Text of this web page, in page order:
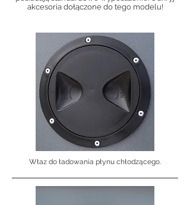
akcesoria dołączone do tego modelu!
Właz do ładowania płynu chłodzącego.